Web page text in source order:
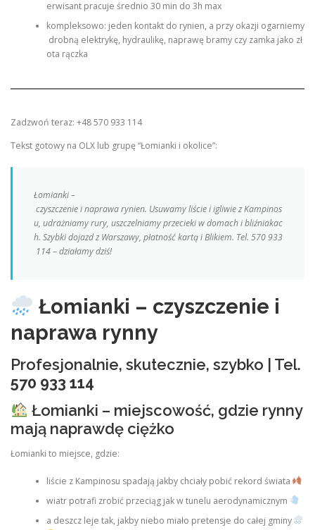
erwisant pracuje średnio 30 min do 3h max
kompleksowo: jeden kontakt do rynien, a przy okazji ogarniemy
drobną elektrykę, hydraulikę, naprawę bramy czy zamka jako zł
ota rączka
Zadzwoń teraz: +48 570 933 114
Tekst gotowy na OLX lub grupę “Łomianki i okolice”:
Łomianki –
czyszczenie i naprawa rynien. Usuwamy liście i igliwie z Kampinos
u, udrażniamy rury, uszczelniamy przecieki w domach i bliźniakac
h. Szybki dojazd z Warszawy, płatność kartą i Blikiem. Tel. 570 933
114 – działamy dziś!
Łomianki – czyszczenie i
naprawa rynny
Profesjonalnie, skutecznie, szybko | Tel.
570 933 114
Łomianki – miejscowość, gdzie rynny
mają naprawdę ciężko
Łomianki to miejsce, gdzie:
liście z Kampinosu spadają jakby chciały pobić rekord świata
wiatr potrafi zrobić przeciąg jak w tunelu aerodynamicznym
a deszcz leje tak, jakby niebo miało pretensje do całej gminy